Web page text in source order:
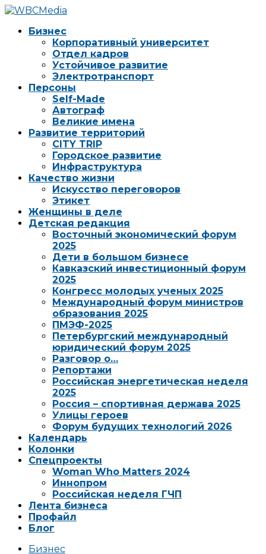
Бизнес
Корпоративный университет
Отдел кадров
Устойчивое развитие
Электротранспорт
Персоны
Self-Made
Автограф
Великие имена
Развитие территорий
CITY TRIP
Городское развитие
Инфраструктура
Качество жизни
Искусство переговоров
Этикет
Женщины в деле
Детская редакция
Восточный экономический форум
2025
Дети в большом бизнесе
Кавказский инвестиционный форум
2025
Конгресс молодых ученых 2025
Международный форум министров
образования 2025
ПМЭФ-2025
Петербургский международный
юридический форум 2025
Разговор о…
Репортажи
Российская энергетическая неделя
2025
Россия – спортивная держава 2025
Улицы героев
Форум будущих технологий 2026
Календарь
Колонки
Спецпроекты
Woman Who Matters 2024
Иннопром
Российская неделя ГЧП
Лента бизнеса
Профайл
Блог
Бизнес